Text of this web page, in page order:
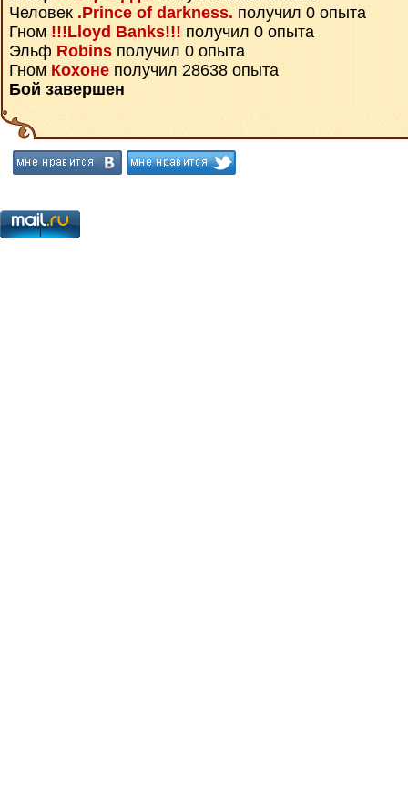
Человек .Prince of darkness. получил 0 опыта
Гном !!!Lloyd Banks!!! получил 0 опыта
Эльф Robins получил 0 опыта
Гном Кохоне получил 28638 опыта
Бой завершен